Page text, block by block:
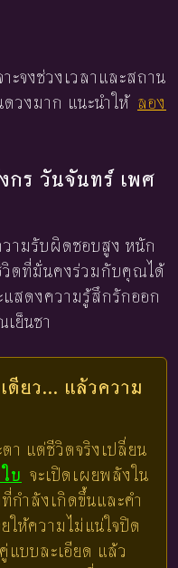
ะจงช่วงเวลาและสถาน
วงมาก แนะนำให้ ลอง
กร วันจันทร์ เพศ
ามรับผิดชอบสูง หนัก
วิตที่มั่นคงร่วมกับคุณได้
สดงความรู้สึกรักออก
ย็นชา
ยว... แล้วความ
า แต่ชีวิตจริงเปลี่ยน
บ จะเปิดเผยพลังใน
กำลังเกิดขึ้นและคำ
ห้ความไม่แน่ใจปิด
แบบละเอียด แล้ว